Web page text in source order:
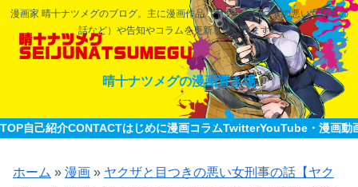
漫画家 晴十ナツメグのブログ。主に漫画作品（ヤクザと目つきの悪い女刑事の
話など）や告知やコラムを更新していきます。
晴十ナツメグの漫画置き場
TOP自己紹介CONTACTはじめに漫画コラムTwitterYouTube・漫画動
ホーム » 漫画 » ヤクザと目つきの悪い女刑事の話【ヤク